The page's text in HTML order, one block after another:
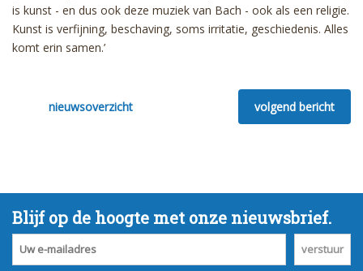
is kunst - en dus ook deze muziek van Bach - ook als een religie.
Kunst is verfijning, beschaving, soms irritatie, geschiedenis. Alles
komt erin samen.’
nieuwsoverzicht volgend bericht
Blijf op de hoogte met onze nieuwsbrief.
verstuur